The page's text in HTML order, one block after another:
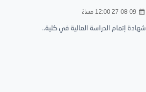
27-08-09 12:00 مساءً
شهادة إتمام الدراسة العالية في كلية..